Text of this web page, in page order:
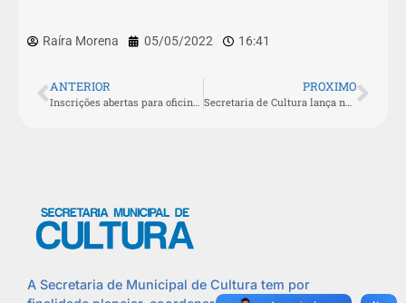
Raíra Morena 05/05/2022 16:41
ANTERIOR
Inscrições abertas para oficinas de pintura e desenho na Casa da Cultura
PROXIMO
Secretaria de Cultura lança novo edital para contratação de artistas e bandas
A Secretaria de Municipal de Cultura tem por